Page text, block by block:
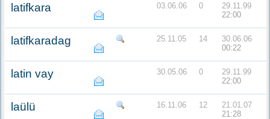
latifkara 03.06.06 0
29.11.99
22:00
latifkaradag 25.11.05 14
30.06.06
00:22
latin vay 30.05.06 0
29.11.99
22:00
laülü 16.11.06 12
21.01.07
21:28